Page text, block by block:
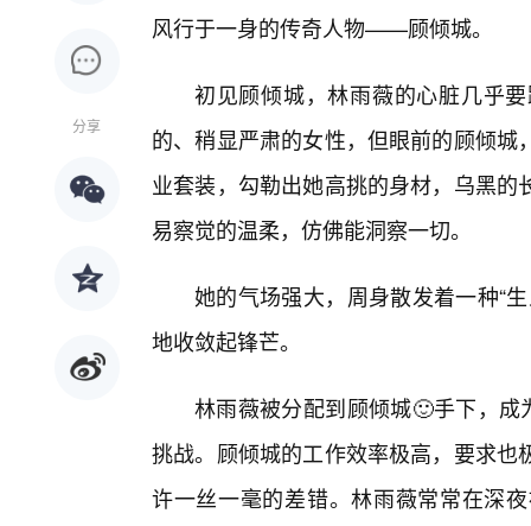
分享
风行于一身的传奇人物——顾倾城。
初见顾倾城，林雨薇的心脏几乎
的、稍显严肃的女性，但眼前的顾倾
业套装，勾勒出她高挑的身材，乌黑
易察觉的温柔，仿佛能洞察一切。
她的气场强大，周身散发着一种“
地收敛起锋芒。
林雨薇被分配到顾倾城🙂手下，成
挑战。顾倾城的工作效率极高，要求
许一丝一毫的差错。林雨薇常常在深